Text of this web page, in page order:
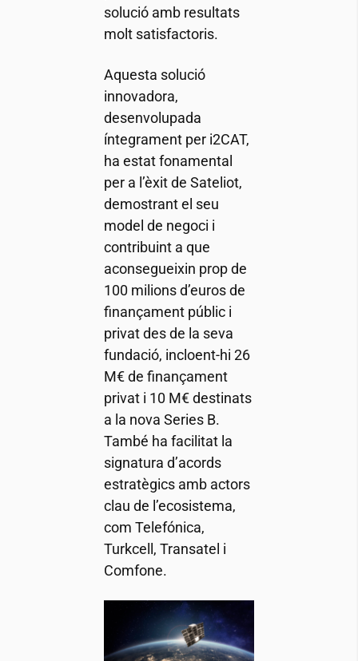
solució amb resultats
molt satisfactoris.
Aquesta solució
innovadora,
desenvolupada
íntegrament per i2CAT,
ha estat fonamental
per a l’èxit de Sateliot,
demostrant el seu
model de negoci i
contribuint a que
aconsegueixin prop de
100 milions d’euros de
finançament públic i
privat des de la seva
fundació, incloent-hi 26
M€ de finançament
privat i 10 M€ destinats
a la nova Series B.
També ha facilitat la
signatura d’acords
estratègics amb actors
clau de l’ecosistema,
com Telefónica,
Turkcell, Transatel i
Comfone.